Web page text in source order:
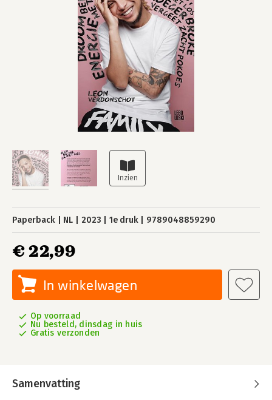
Paperback NL 2023 1e druk 9789048859290
€ 22,99
In winkelwagen
Op voorraad
Nu besteld, dinsdag in huis
Gratis verzonden
Samenvatting